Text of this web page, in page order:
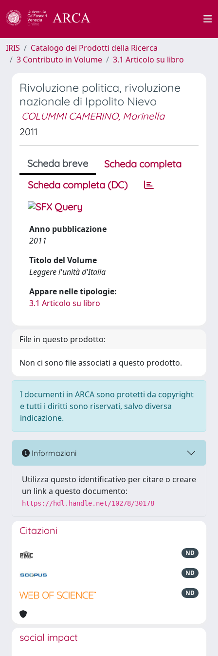
IRIS
Catalogo dei Prodotti della Ricerca
3 Contributo in Volume
3.1 Articolo su libro
Rivoluzione politica, rivoluzione
nazionale di Ippolito Nievo
COLUMMI CAMERINO, Marinella
2011
Scheda breve
Scheda completa
Scheda completa (DC)
Anno pubblicazione
2011
Titolo del Volume
Leggere l'unità d'Italia
Appare nelle tipologie:
3.1 Articolo su libro
File in questo prodotto:
Non ci sono file associati a questo prodotto.
I documenti in ARCA sono protetti da copyright
e tutti i diritti sono riservati, salvo diversa
indicazione.
Informazioni
Utilizza questo identificativo per citare o creare
un link a questo documento:
https://hdl.handle.net/10278/30178
Citazioni
ND
ND
ND
social impact